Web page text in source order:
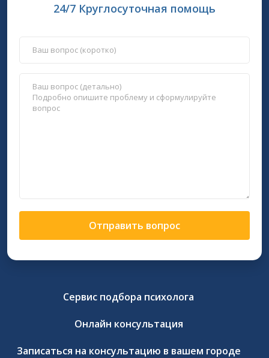
24/7 Круглосуточная помощь
Отправить вопрос
Сервис подбора психолога
Онлайн консультация
Записаться на консультацию в вашем городе